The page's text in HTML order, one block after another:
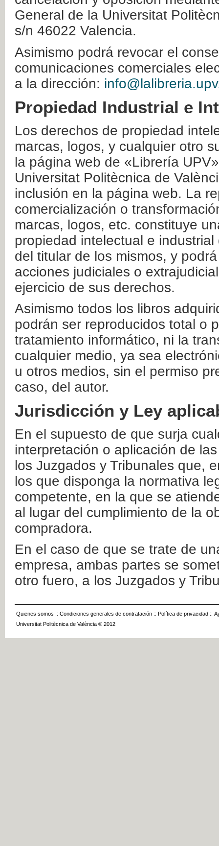
General de la Universitat
s/n 46022 Valencia.
Asimismo podrá revocar el
comunicaciones comerciales
a la dirección:
Propiedad Industrial e
Los derechos de propiedad
marcas, logos, y cualquier otro
la página web de «Librería
Universitat Politècnica de
inclusión en la página web. La
comercialización o
marcas, logos, etc. constituye
propiedad intelectual e
del titular de los mismos, y
acciones judiciales o
ejercicio de sus derechos.
Asimismo todos los libros
podrán ser reproducidos total o
tratamiento informático, ni la
cualquier medio, ya sea
u otros medios, sin el permiso
caso, del autor.
Jurisdicción y Ley
En el supuesto de que surja
interpretación o aplicación de
los Juzgados y Tribunales que,
los que disponga la normativa
competente, en la que se
al lugar del cumplimiento de la
compradora.
En el caso de que se trate de
empresa, ambas partes se
otro fuero, a los Juzgados y
Quienes somos :: Condiciones generales de contratación :: Política de privacidad ::
Universitat Politècnica de València © 2012